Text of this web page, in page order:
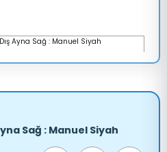
Sağ : Manuel Siyah